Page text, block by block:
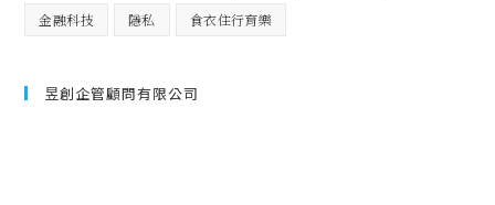
金融科技 隱私 食衣住行育樂
昱創企管顧問有限公司